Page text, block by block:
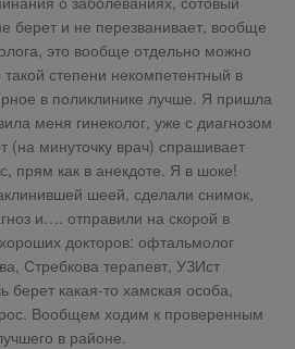
берет и не перезванивает, вообще
это вообще отдельно можно
степени некомпетентный в
в поликлинике лучше. Я пришла
меня гинеколог, уже с диагнозом
(на минуточку врач) спрашивает
прям как в анекдоте. Я в шоке!
шеей, сделали снимок,
и…. отправили на скорой в
докторов: офтальмолог
Стребкова терапевт, УЗИст
берет какая-то хамская особа,
Вообщем ходим к проверенным
в районе.